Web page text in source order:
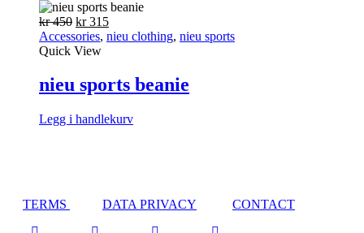
kr450 Opprinnelig
pris
var:
kr315Nåværende
pris
Accessories, nieu clothing, nieu sports
Quick View
nieu sports beanie
Legg i handlekurv
TERMS DATA PRIVACY CONTACT